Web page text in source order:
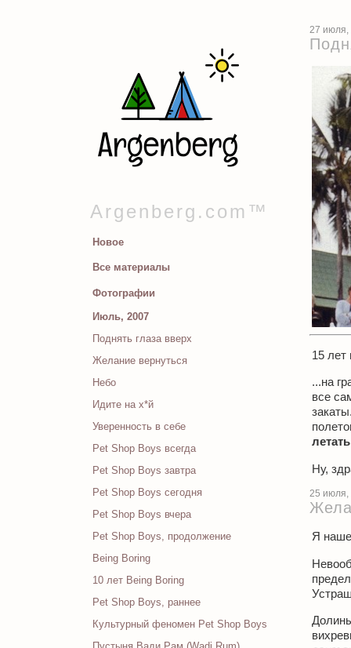
Argenberg.com™
Новое
Все материалы
Фотографии
Июль, 2007
Поднять глаза вверх
Желание вернуться
Небо
Идите на х*й
Уверенность в себе
Pet Shop Boys всегда
Pet Shop Boys завтра
Pet Shop Boys сегодня
Pet Shop Boys вчера
Pet Shop Boys, продолжение
Being Boring
10 лет Being Boring
Pet Shop Boys, раннее
Культурный феномен Pet Shop Boys
27 июля,
15
...на
все
летать
Ну,
25 июля,
Я